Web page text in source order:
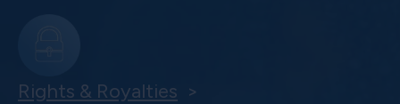
Rights & Royalties >